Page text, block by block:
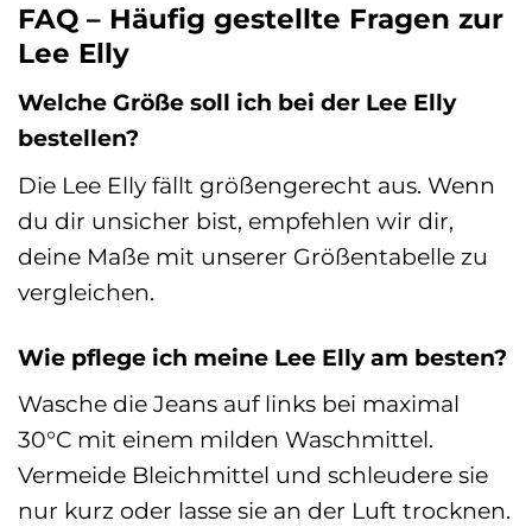
FAQ – Häufig gestellte Fragen zur
Lee Elly
Welche Größe soll ich bei der Lee Elly
bestellen?
Die Lee Elly fällt größengerecht aus. Wenn
du dir unsicher bist, empfehlen wir dir,
deine Maße mit unserer Größentabelle zu
vergleichen.
Wie pflege ich meine Lee Elly am besten?
Wasche die Jeans auf links bei maximal
30°C mit einem milden Waschmittel.
Vermeide Bleichmittel und schleudere sie
nur kurz oder lasse sie an der Luft trocknen.